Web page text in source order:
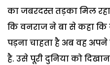
का जबरदस्त तड़का मिल
कि वनराज ने बा से कहा
पड़ना चाहता है अब वह
है. उसे पूरी दुनिया को